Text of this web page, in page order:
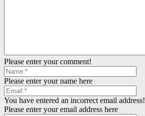
Please enter your comment!
Please enter your name here
You have entered an incorrect email address!
Please enter your email address here